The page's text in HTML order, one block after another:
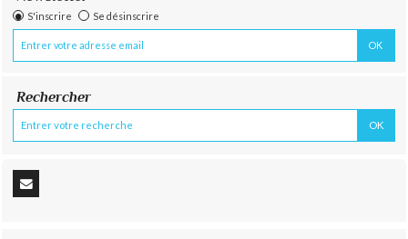
S'inscrire Se désinscrire
Rechercher